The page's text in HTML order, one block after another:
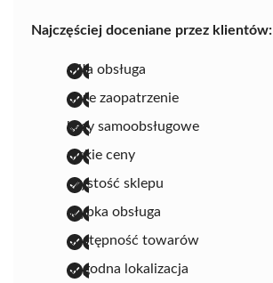
Najczęściej doceniane przez klientów:
miła obsługa
duże zaopatrzenie
kasy samoobsługowe
niskie ceny
czystość sklepu
szybka obsługa
dostępność towarów
dogodna lokalizacja